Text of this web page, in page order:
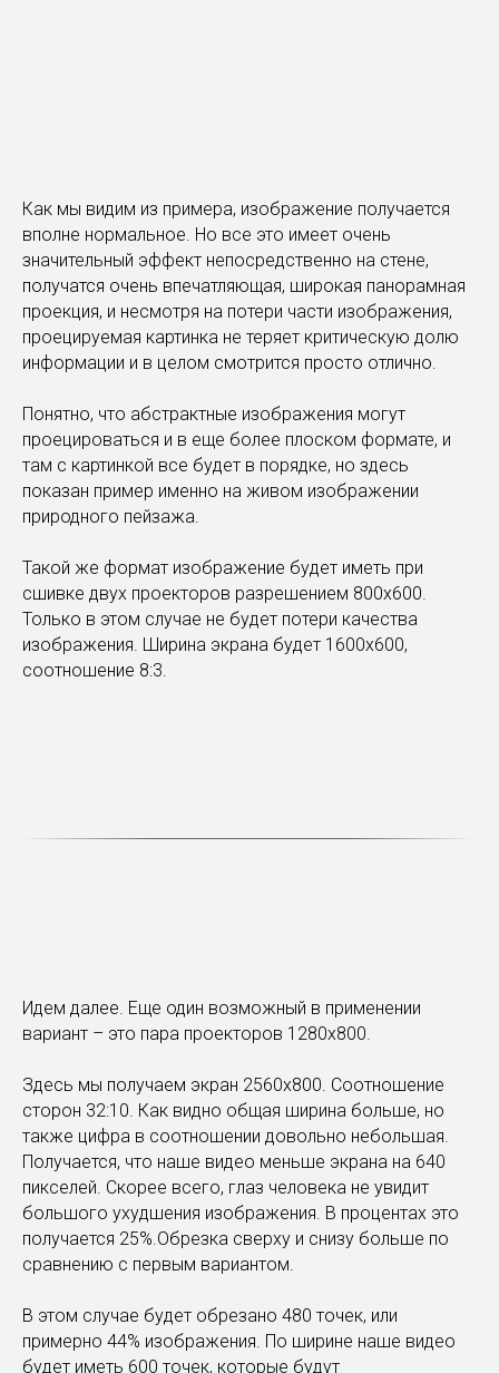
Как мы видим из примера, изображение получается
вполне нормальное. Но все это имеет очень
значительный эффект непосредственно на стене,
получатся очень впечатляющая, широкая панорамная
проекция, и несмотря на потери части изображения,
проецируемая картинка не теряет критическую долю
информации и в целом смотрится просто отлично.
Понятно, что абстрактные изображения могут
проецироваться и в еще более плоском формате, и
там с картинкой все будет в порядке, но здесь
показан пример именно на живом изображении
природного пейзажа.
Такой же формат изображение будет иметь при
сшивке двух проекторов разрешением 800х600.
Только в этом случае не будет потери качества
изображения. Ширина экрана будет 1600х600,
соотношение 8:3.
Идем далее. Еще один возможный в применении
вариант – это пара проекторов 1280х800.
Здесь мы получаем экран 2560х800. Соотношение
сторон 32:10. Как видно общая ширина больше, но
также цифра в соотношении довольно небольшая.
Получается, что наше видео меньше экрана на 640
пикселей. Скорее всего, глаз человека не увидит
большого ухудшения изображения. В процентах это
получается 25%.Обрезка сверху и снизу больше по
сравнению с первым вариантом.
В этом случае будет обрезано 480 точек, или
примерно 44% изображения. По ширине наше видео
будет иметь 600 точек, которые будут